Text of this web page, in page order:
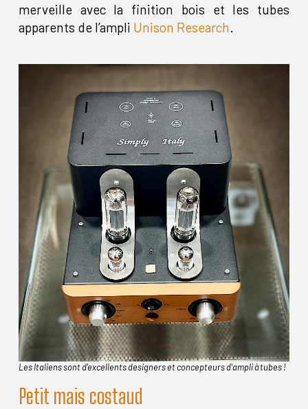
merveille avec la finition bois et les tubes
apparents de l’ampli Unison Research.
Les Italiens sont d'excellents designers et concepteurs d'ampli à tubes !
Petit mais costaud